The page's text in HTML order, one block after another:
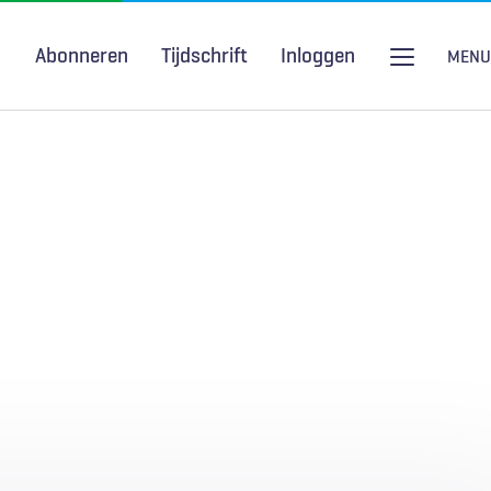
Abonneren Tijdschrift Inloggen MENU